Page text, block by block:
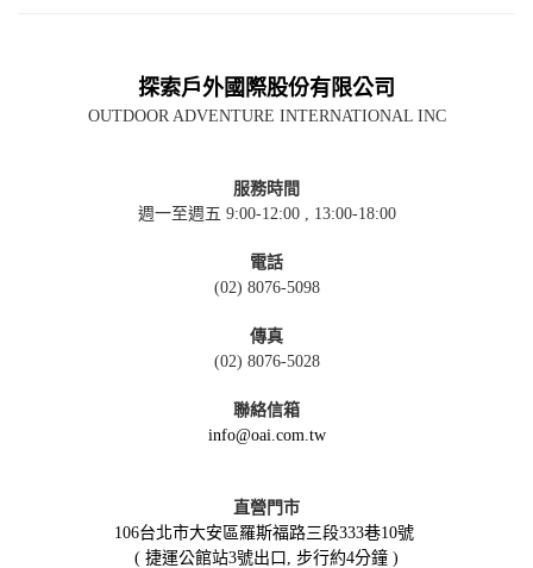
探索戶外國際股份有限公司
OUTDOOR ADVENTURE INTERNATIONAL INC
服務時間
週一至週五 9:00-12:00 , 13:00-18:00
電話
(02) 8076-5098
傳真
(02) 8076-5028
聯絡信箱
info@oai.com.tw
直營門市
106台北市大安區羅斯福路三段333巷10號
( 捷運公館站3號出口, 步行約4分鐘 )